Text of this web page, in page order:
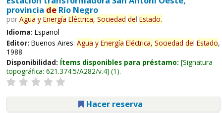
provincia deRío Negro
por Agua y Energía Eléctrica, Sociedad del Estado.
Idioma: Español
Editor: Buenos Aires: Agua y Energía Eléctrica, Sociedad del Estado,
1988
Disponibilidad: Ítems disponibles para préstamo: Signatura
topográfica: 621.374.5/A282/v.4 (1).
Hacer reserva